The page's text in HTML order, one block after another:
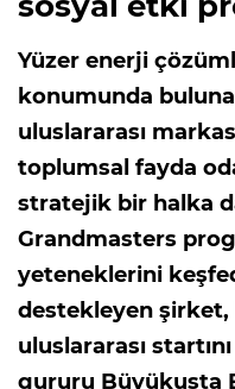
Yüzer enerji
konumunda
uluslararası
toplumsal fayda
stratejik bir halka
Grandmasters
yeteneklerini
destekleyen
uluslararası
gururu Büyükusta